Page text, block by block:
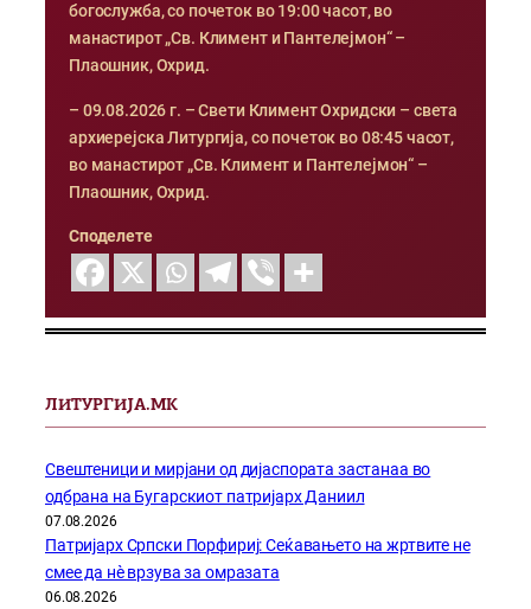
богослужба, со почеток во 19:00 часот, во
манастирот „Св. Климент и Пантелејмон“ –
Плаошник, Охрид.
– 09.08.2026 г. – Свети Климент Охридски – света
архиерејска Литургија, со почеток во 08:45 часот,
во манастирот „Св. Климент и Пантелејмон“ –
Плаошник, Охрид.
Споделете
ЛИТУРГИЈА.МК
Свештеници и мирјани од дијаспората застанаа во
одбрана на Бугарскиот патријарх Даниил
07.08.2026
Патријарх Српски Порфириј: Сеќавањето на жртвите не
смее да нѐ врзува за омразата
06.08.2026